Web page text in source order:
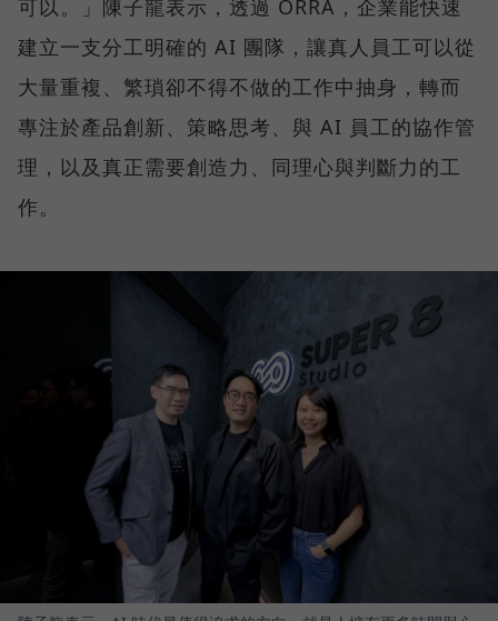
可以。」陳子龍表示，透過 ORRA，企業能快速
建立一支分工明確的 AI 團隊，讓真人員工可以從
大量重複、繁瑣卻不得不做的工作中抽身，轉而
專注於產品創新、策略思考、與 AI 員工的協作管
理，以及真正需要創造力、同理心與判斷力的工
作。